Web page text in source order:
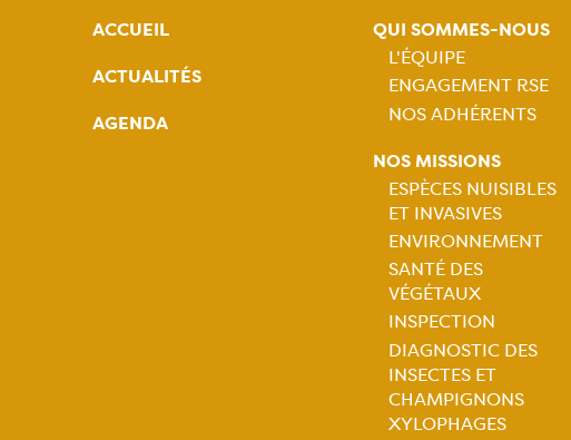
ACCUEIL
ACTUALITÉS
AGENDA
QUI SOMMES-NOUS
Navigation
principale
L'ÉQUIPE
ENGAGEMENT RSE
NOS ADHÉRENTS
NOS MISSIONS
Navigation
principale
ESPÈCES NUISIBLES
ET INVASIVES
ENVIRONNEMENT
SANTÉ DES
VÉGÉTAUX
INSPECTION
DIAGNOSTIC DES
INSECTES ET
CHAMPIGNONS
XYLOPHAGES